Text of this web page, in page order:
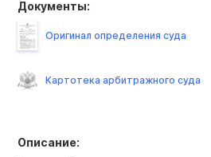
Описание:
Документы:
Оригинал определения суда
Картотека арбитражного суда